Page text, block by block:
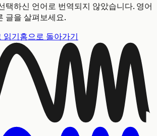
택하신 언어로 번역되지 않았습니다. 영어
글을 살펴보세요.
읽기홈으로 돌아가기